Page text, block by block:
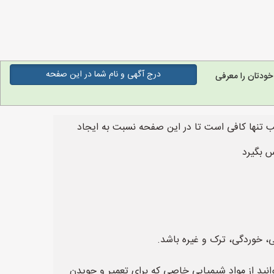
را معرفی درج آگهی و نام شما در این صفحه
تنها کافی است تا در این صفحه نسبت به ایجاد
بگیرد
خوردگی، ترک و غیره باشد.